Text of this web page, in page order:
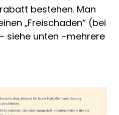
bestehen. Man
„Freischaden“ (bei
siehe unten –mehrere